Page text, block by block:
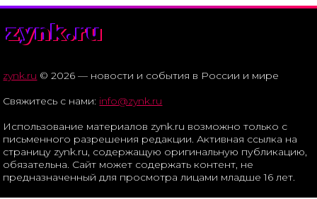
zynk.ru
zynk.ru © 2026 — новости и события в России и мире
Свяжитесь с нами: info@zynk.ru
Использование материалов zynk.ru возможно только с
письменного разрешения редакции. Активная ссылка на
страницу zynk.ru, содержащую оригинальную публикацию,
обязательна. Сайт может содержать контент, не
предназначенный для просмотра лицами младше 16 лет.